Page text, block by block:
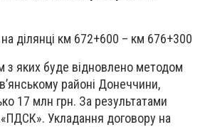
ділянці км 672+600 – км 676+300
з яких буде відновлено методом
районі Донеччини,
17 млн грн. За результатами
Укладання договору на